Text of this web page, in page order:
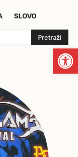
SLOVO
Pretraži